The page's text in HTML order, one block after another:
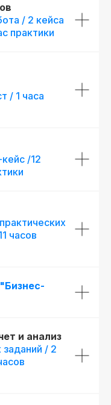
/ 2 кейса
практики
/ 1 часа
/12
часов
и анализ
заданий / 2